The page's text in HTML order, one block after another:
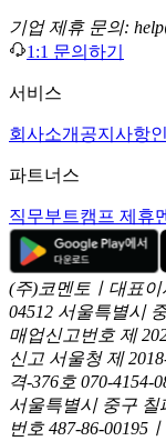
기업 제휴 문의:
1:1 문의하기
서비스
회사소개 공지사항
파트너스
직무부트캠프 제휴
(주)코멘토ㅣ대표이
04512 서울특별시
매업신고번호 제
신고 서울청 제
격-376호 070-4154-
서울특별시 중구 칠
번호 487-86-00195